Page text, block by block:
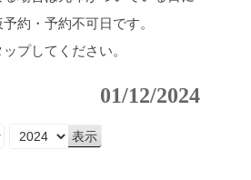
約・予約不可日です。
プしてください。
01/12/2024